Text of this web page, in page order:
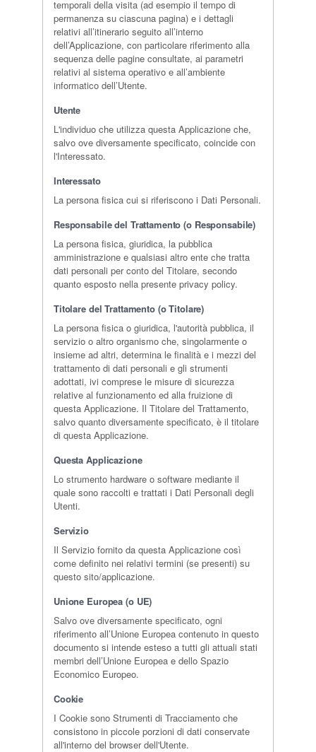
temporali della visita (ad esempio il tempo di
permanenza su ciascuna pagina) e i dettagli
relativi all’itinerario seguito all’interno
dell’Applicazione, con particolare riferimento alla
sequenza delle pagine consultate, ai parametri
relativi al sistema operativo e all’ambiente
informatico dell’Utente.
Utente
L'individuo che utilizza questa Applicazione che,
salvo ove diversamente specificato, coincide con
l'Interessato.
Interessato
La persona fisica cui si riferiscono i Dati Personali.
Responsabile del Trattamento (o Responsabile)
La persona fisica, giuridica, la pubblica
amministrazione e qualsiasi altro ente che tratta
dati personali per conto del Titolare, secondo
quanto esposto nella presente privacy policy.
Titolare del Trattamento (o Titolare)
La persona fisica o giuridica, l'autorità pubblica, il
servizio o altro organismo che, singolarmente o
insieme ad altri, determina le finalità e i mezzi del
trattamento di dati personali e gli strumenti
adottati, ivi comprese le misure di sicurezza
relative al funzionamento ed alla fruizione di
questa Applicazione. Il Titolare del Trattamento,
salvo quanto diversamente specificato, è il titolare
di questa Applicazione.
Questa Applicazione
Lo strumento hardware o software mediante il
quale sono raccolti e trattati i Dati Personali degli
Utenti.
Servizio
Il Servizio fornito da questa Applicazione così
come definito nei relativi termini (se presenti) su
questo sito/applicazione.
Unione Europea (o UE)
Salvo ove diversamente specificato, ogni
riferimento all’Unione Europea contenuto in questo
documento si intende esteso a tutti gli attuali stati
membri dell’Unione Europea e dello Spazio
Economico Europeo.
Cookie
I Cookie sono Strumenti di Tracciamento che
consistono in piccole porzioni di dati conservate
all'interno del browser dell'Utente.